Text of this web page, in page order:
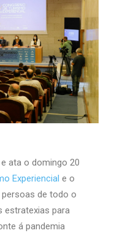
ata o domingo 20
Experiencial e o
de todo o
estratexias para
á pandemia